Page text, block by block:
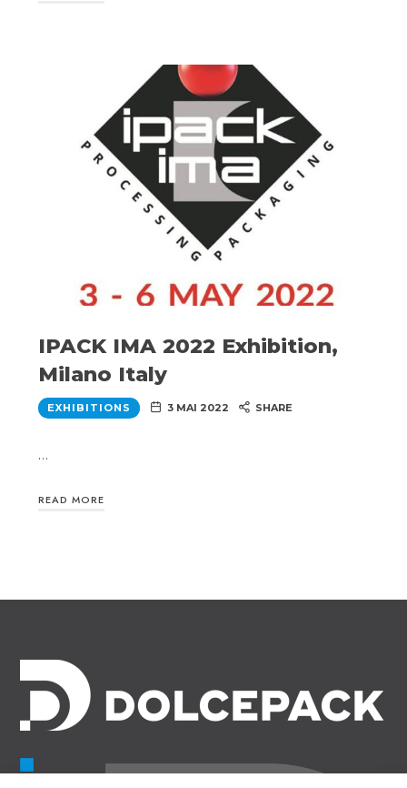
IPACK IMA 2022 Exhibition,
Milano Italy
EXHIBITIONS 3 MAI 2022 SHARE
…
READ MORE